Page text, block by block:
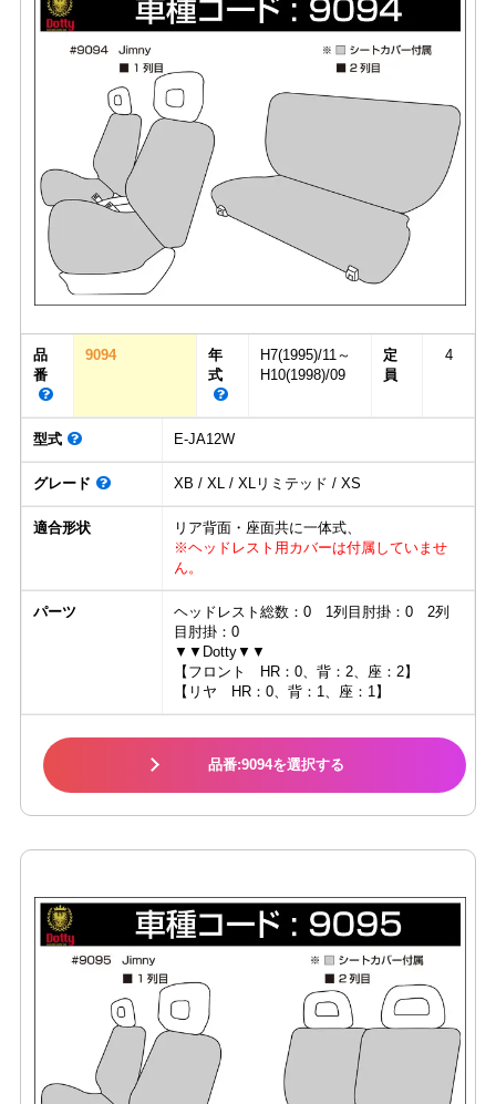
品
番
9094
年
式
H7(1995)/11～
H10(1998)/09
定
員
4
型式 E-JA12W
グレード XB / XL / XLリミテッド / XS
適合形状
リア背面・座面共に一体式、
※ヘッドレスト用カバーは付属していませ
ん。
パーツ
ヘッドレスト総数：0 1列目肘掛：0 2列
目肘掛：0
▼▼Dotty▼▼
【フロント HR：0、背：2、座：2】
【リヤ HR：0、背：1、座：1】
品番:9094を選択する